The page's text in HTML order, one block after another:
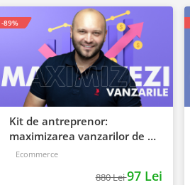
Kit de antreprenor:
maximizarea vanzarilor de la
start, la succes
Ecommerce
880 Lei97 Lei
-89%